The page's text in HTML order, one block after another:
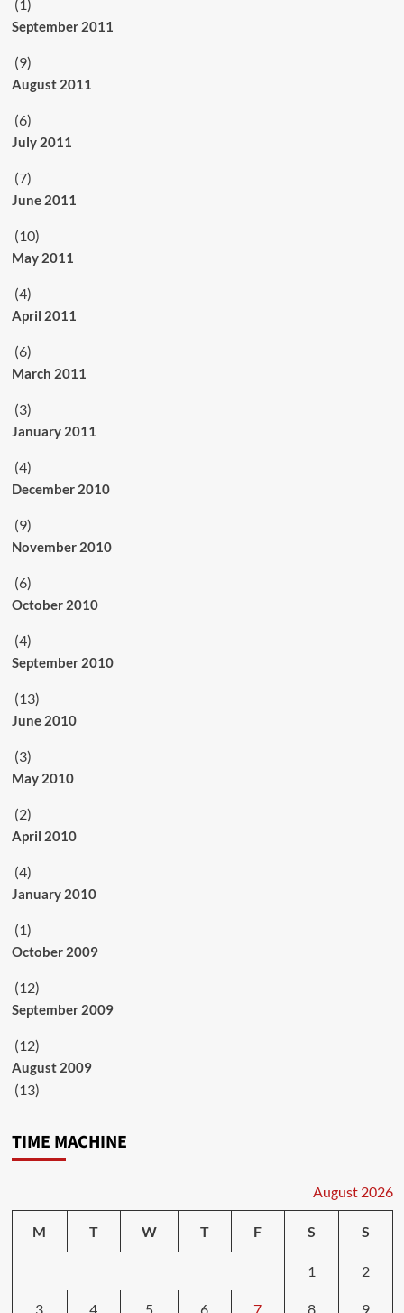
(1)
September 2011
(9)
August 2011
(6)
July 2011
(7)
June 2011
(10)
May 2011
(4)
April 2011
(6)
March 2011
(3)
January 2011
(4)
December 2010
(9)
November 2010
(6)
October 2010
(4)
September 2010
(13)
June 2010
(3)
May 2010
(2)
April 2010
(4)
January 2010
(1)
October 2009
(12)
September 2009
(12)
August 2009
(13)
TIME MACHINE
August 2026
M T W T F S S
1 2
3 4 5 6 7 8 9